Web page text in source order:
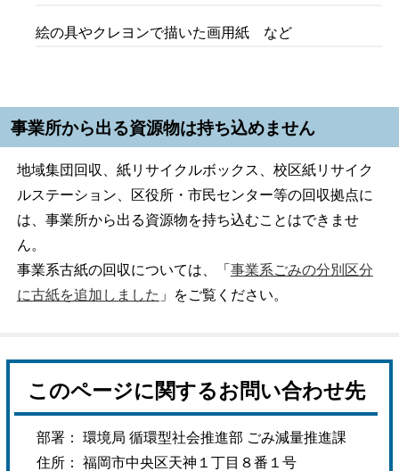
絵の具やクレヨンで描いた画用紙 など
事業所から出る資源物は持ち込めません
地域集団回収、紙リサイクルボックス、校区紙リサイク
ルステーション、区役所・市民センター等の回収拠点に
は、事業所から出る資源物を持ち込むことはできませ
ん。
事業系古紙の回収については、「 事業系ごみの分別区分
に古紙を追加しました 」をご覧ください。
このページに関するお問い合わせ先
部署： 環境局 循環型社会推進部 ごみ減量推進課
住所： 福岡市中央区天神１丁目８番１号